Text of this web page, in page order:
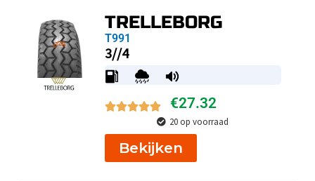
TRELLEBORG
T991
3//4
€27.32
20 op voorraad
Bekijken